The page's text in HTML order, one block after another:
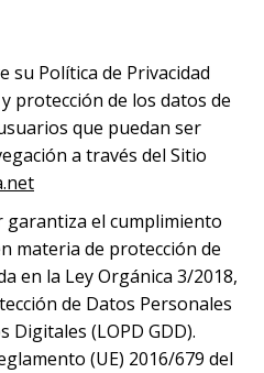
su Política de Privacidad
protección de los datos de
que puedan ser
a través del Sitio
garantiza el cumplimiento
materia de protección de
en la Ley Orgánica 3/2018,
de Datos Personales
Digitales (LOPD GDD).
(UE) 2016/679 del